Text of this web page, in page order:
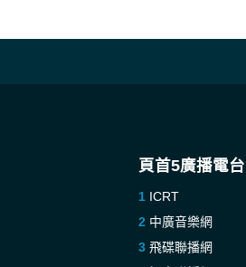
頁首5廣播電台
ICRT
中廣音樂網
飛碟聯播網